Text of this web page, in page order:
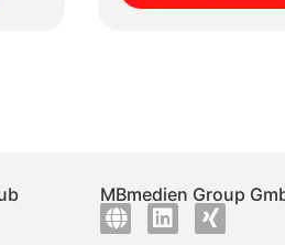
MBmedien Group